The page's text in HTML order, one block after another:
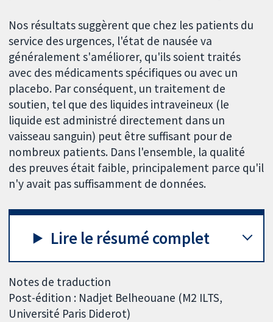
Nos résultats suggèrent que chez les patients du
service des urgences, l'état de nausée va
généralement s'améliorer, qu'ils soient traités
avec des médicaments spécifiques ou avec un
placebo. Par conséquent, un traitement de
soutien, tel que des liquides intraveineux (le
liquide est administré directement dans un
vaisseau sanguin) peut être suffisant pour de
nombreux patients. Dans l'ensemble, la qualité
des preuves était faible, principalement parce qu'il
n'y avait pas suffisamment de données.
Lire le résumé complet
Notes de traduction
Post-édition : Nadjet Belheouane (M2 ILTS,
Université Paris Diderot)